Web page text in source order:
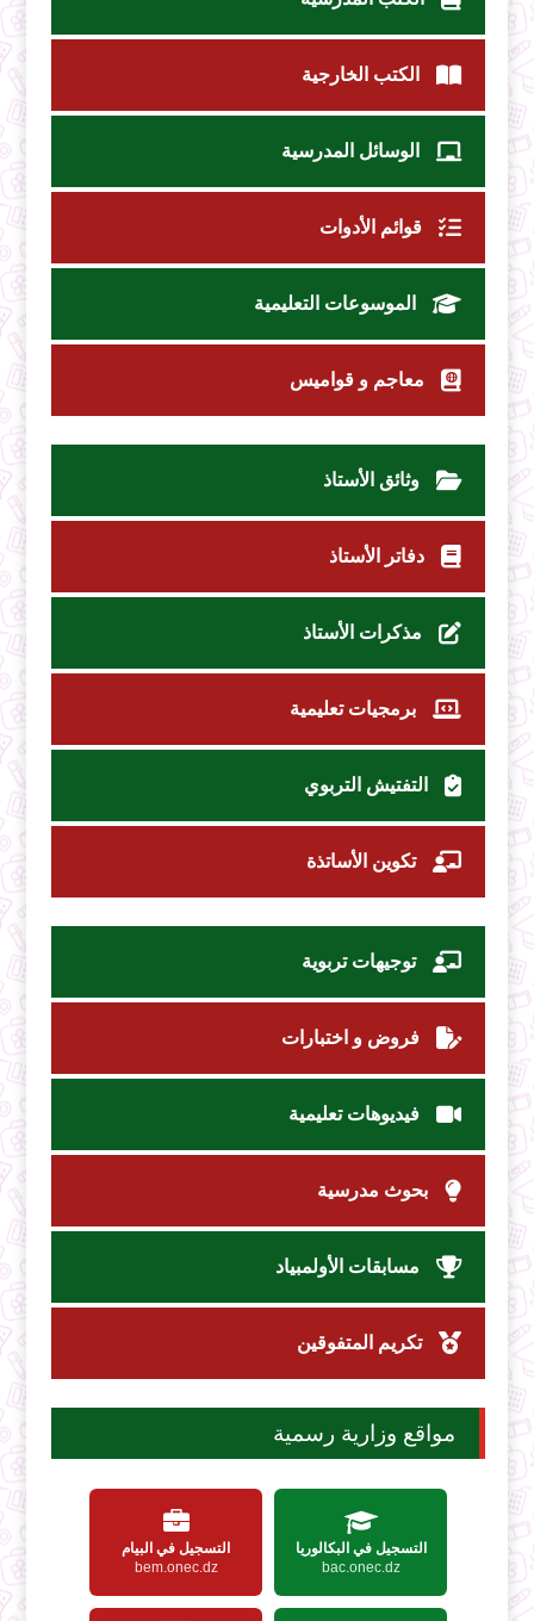
الكتب الخارجية
الوسائل المدرسية
قوائم الأدوات
الموسوعات التعليمية
معاجم و قواميس
وثائق الأستاذ
دفاتر الأستاذ
مذكرات الأستاذ
برمجيات تعليمية
التفتيش التربوي
تكوين الأساتذة
توجيهات تربوية
فروض و اختبارات
فيديوهات تعليمية
بحوث مدرسية
مسابقات الأولمبياد
تكريم المتفوقين
مواقع وزارية رسمية
التسجيل في البكالوريا
bac.onec.dz
التسجيل في البيام
bem.onec.dz